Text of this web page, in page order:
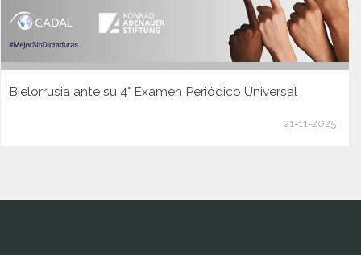
Bielorrusia ante su 4° Examen Periódico Universal
21-11-2025